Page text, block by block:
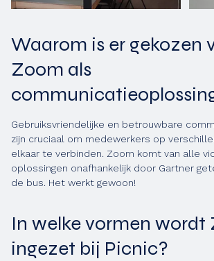
Waarom is er gekozen
Zoom als
Gebruiksvriendelijke en betrouwbare
zijn cruciaal om medewerkers op
elkaar te verbinden. Zoom komt van alle
oplossingen onafhankelijk door Gartner
de bus. Het werkt gewoon!
In welke vormen wordt
ingezet bij Picnic?